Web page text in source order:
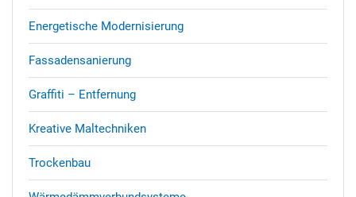
Energetische Modernisierung
Fassadensanierung
Graffiti – Entfernung
Kreative Maltechniken
Trockenbau